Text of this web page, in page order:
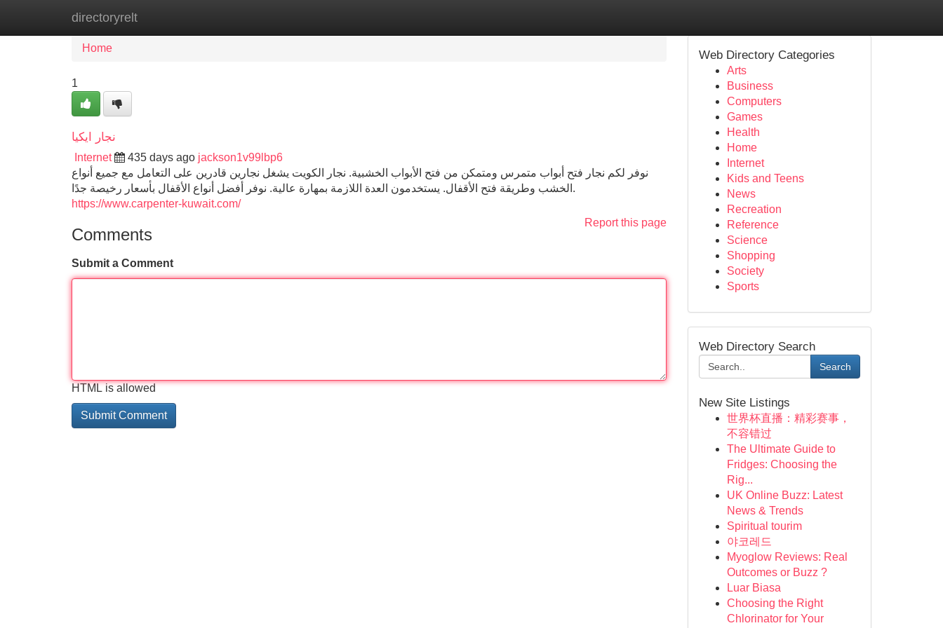
directoryrelt
Home
Home
1
نجار ايكيا
Internet 435 days ago jackson1v99lbp6
نوفر لكم نجار فتح أبواب متمرس ومتمكن من فتح الأبواب الخشبية. نجار الكويت يشغل نجارين قادرين على التعامل مع جميع أنواع
الخشب وطريقة فتح الأقفال. يستخدمون العدة اللازمة بمهارة عالية. نوفر أفضل أنواع الأقفال بأسعار رخيصة جدًا.
https://www.carpenter-kuwait.com/
Report this page
Comments
Submit a Comment
HTML is allowed
Web Directory Categories
Arts
Business
Computers
Games
Health
Home
Internet
Kids and Teens
News
Recreation
Reference
Science
Shopping
Society
Sports
Web Directory Search
Search
New Site Listings
世界杯直播：精彩赛事，
不容错过
The Ultimate Guide to
Fridges: Choosing the
Rig...
UK Online Buzz: Latest
News & Trends
Spiritual tourim
야코레드
Myoglow Reviews: Real
Outcomes or Buzz ?
Luar Biasa
Choosing the Right
Chlorinator for Your